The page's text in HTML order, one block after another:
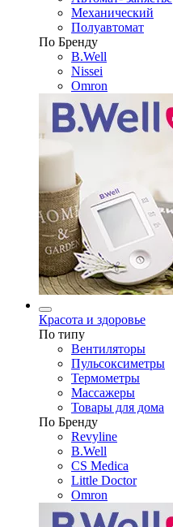
Механический
Полуавтомат
По Бренду
B.Well
Nissei
Omron
Красота и здоровье
По типу
Вентиляторы
Пульсоксиметры
Термометры
Массажеры
Товары для дома
По Бренду
Revyline
B.Well
CS Medica
Little Doctor
Omron